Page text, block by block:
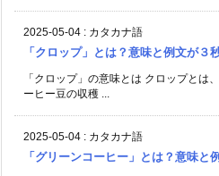
2025-05-04 : カタカナ語
「クロップ」とは？意味と例文が３
「クロップ」の意味とは クロップとは
ーヒー豆の収穫 ...
2025-05-04 : カタカナ語
「グリーンコーヒー」とは？意味と